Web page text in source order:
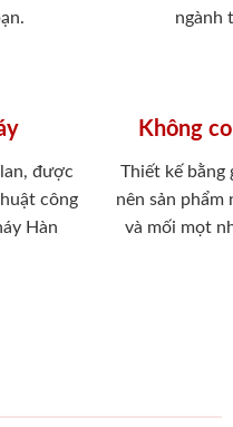
ngành
được
công
Hàn
Không
Thiết kế bằng
nên sản phẩm
và mối mọt